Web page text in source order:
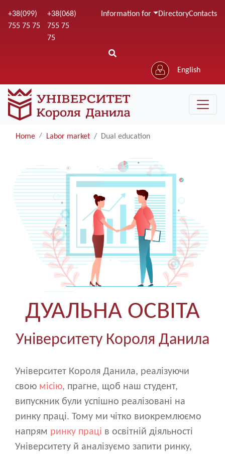
to
+38(099)
755 75 75
+38(068)
755 75
75
Information for DirectoryContacts
English
Home Labor market Dual education
ДУАЛЬНА ОСВІТА
Університету Короля Данила
Університет Короля Данила, реалізуючи
свою місію, прагне, щоб наш студент,
випускник були успішно реалізовані на
ринку праці. Тому ми чітко виокремлюємо
напрям ринку праці в освітній діяльності
Університету й аналізуємо запити ринку,